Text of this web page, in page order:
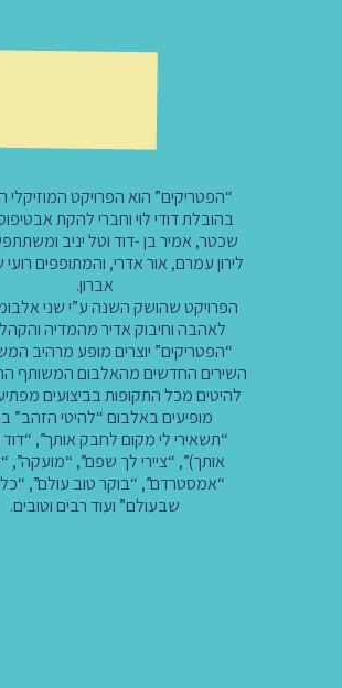
“הפטריקים” הוא הפרויקט המוזיקלי
בהובלת דודי לוי וחברי להקת
שכטר, אמיר בן -דוד וטל יניב
לירון עמרם, אור אדרי, והמתופפים רועי
אברון.
הפרויקט שהושק השנה ע”י שני
לאהבה וחיבוק אדיר מהמדיה
“הפטריקים” יוצרים מופע מרהיב
השירים החדשים מהאלבום המשותף
להיטים מכל התקופות בביצועים
מופיעים באלבום “להיטי הזהב”
“תשאירי לי מקום לחבק אותך”,
אותך)”, “ציירי לך שפם”, “מועקה”,
“אמסטרדם”, “בוקר טוב עולם”,
שבעולם” ועוד רבים וטובים.